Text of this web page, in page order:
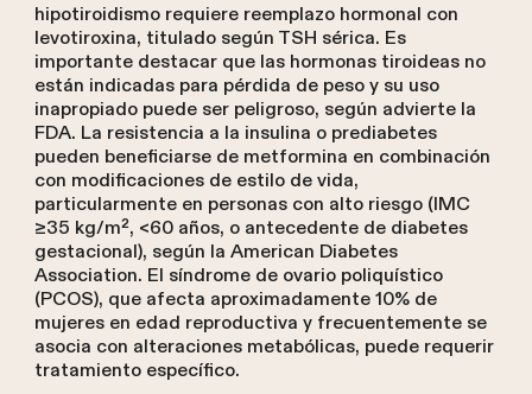
hipotiroidismo requiere reemplazo hormonal con
levotiroxina, titulado según TSH sérica. Es
importante destacar que las hormonas tiroideas no
están indicadas para pérdida de peso y su uso
inapropiado puede ser peligroso, según advierte la
FDA. La resistencia a la insulina o prediabetes
pueden beneficiarse de metformina en combinación
con modificaciones de estilo de vida,
particularmente en personas con alto riesgo (IMC
≥35 kg/m², <60 años, o antecedente de diabetes
gestacional), según la American Diabetes
Association. El síndrome de ovario poliquístico
(PCOS), que afecta aproximadamente 10% de
mujeres en edad reproductiva y frecuentemente se
asocia con alteraciones metabólicas, puede requerir
tratamiento específico.